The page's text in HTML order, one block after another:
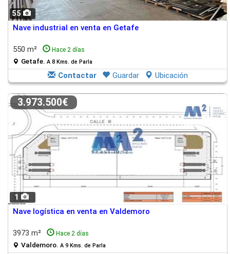
55
Nave industrial en venta en Getafe
550 m² Hace 2 días
Getafe. A 8 Kms. de Parla
Contactar Guardar Ubicación
1
3.973.500€
Nave logística en venta en Valdemoro
3973 m² Hace 2 días
Valdemoro. A 9 Kms. de Parla